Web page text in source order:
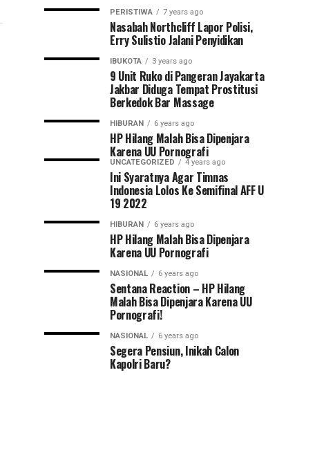
PERISTIWA 7 years ago
Nasabah Northcliff Lapor Polisi,
Erry Sulistio Jalani Penyidikan
IBUKOTA 3 years ago
9 Unit Ruko di Pangeran Jayakarta
Jakbar Diduga Tempat Prostitusi
Berkedok Bar Massage
HIBURAN 6 years ago
HP Hilang Malah Bisa Dipenjara
Karena UU Pornografi
UNCATEGORIZED 4 years ago
Ini Syaratnya Agar Timnas
Indonesia Lolos Ke Semifinal AFF U
19 2022
HIBURAN 6 years ago
HP Hilang Malah Bisa Dipenjara
Karena UU Pornografi
NASIONAL 6 years ago
Sentana Reaction – HP Hilang
Malah Bisa Dipenjara Karena UU
Pornografi!
NASIONAL 6 years ago
Segera Pensiun, Inikah Calon
Kapolri Baru?